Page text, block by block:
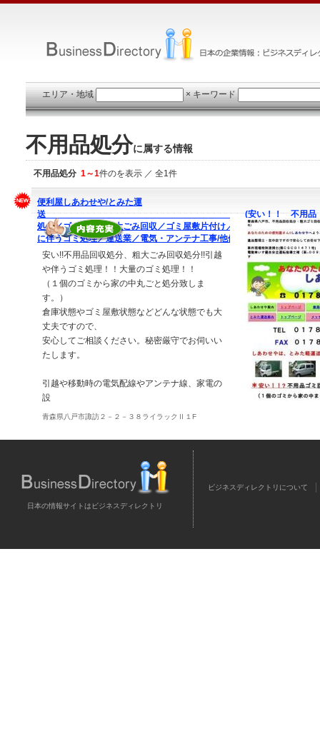
エリア・地域 × キーワード
不用品処分に属する情報
不用品処分 1～1件のを表示 ／ 全1件
便利屋しあわせや/とみた運
送 (安い！！ 不用品
処分／ゴミ処理／粗大ごみ回収／ゴミ屋敷片付け／遺品整理／引越／引越
に伴うゴミ処理／運送業／電気・アンテナ工事/他便利屋）
安い!!不用品回収処分、粗大ごみ回収処分!!引越
や伴うゴミ処理！！大量のゴミ処理！！
（１個のゴミから家の中丸ごと処分致しま
す。）
倉庫状態やゴミ屋敷状態などどんな状態でも大
丈夫ですので、
安心してご相談ください。秘密厳守でお伺いい
たします。
引越や移動時の電気配線やアンテナ線、家電の
設
青森県八戸市諏訪２－２－３８ライラックⅡ１F
日本の情報サイトはビジネスディレクトリ
ビジネスディレクトリについて